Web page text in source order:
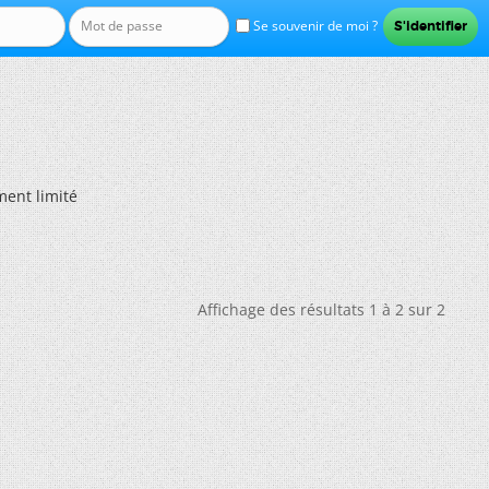
Se souvenir de moi ?
limité
Affichage des résultats 1 à 2 sur 2